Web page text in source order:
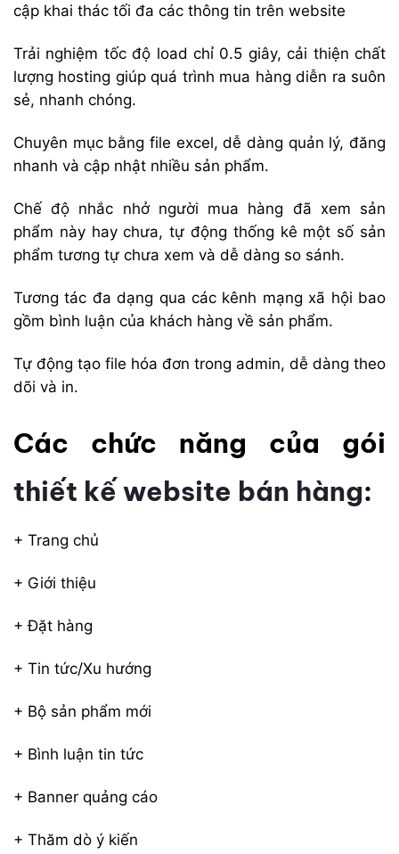
cập khai thác tối đa các thông tin trên website
Trải nghiệm tốc độ load chỉ 0.5 giây, cải thiện chất
lượng hosting giúp quá trình mua hàng diễn ra suôn
sẻ, nhanh chóng.
Chuyên mục bằng file excel, dễ dàng quản lý, đăng
nhanh và cập nhật nhiều sản phẩm.
Chế độ nhắc nhở người mua hàng đã xem sản
phẩm này hay chưa, tự động thống kê một số sản
phẩm tương tự chưa xem và dễ dàng so sánh.
Tương tác đa dạng qua các kênh mạng xã hội bao
gồm bình luận của khách hàng về sản phẩm.
Tự động tạo file hóa đơn trong admin, dễ dàng theo
dõi và in.
Các chức năng của gói
thiết kế website bán hàng:
+ Trang chủ
+ Giới thiệu
+ Đặt hàng
+ Tin tức/Xu hướng
+ Bộ sản phẩm mới
+ Bình luận tin tức
+ Banner quảng cáo
+ Thăm dò ý kiến